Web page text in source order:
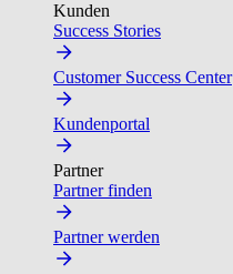
Kunden
Success Stories
Customer Success Center
Kundenportal
Partner
Partner finden
Partner werden